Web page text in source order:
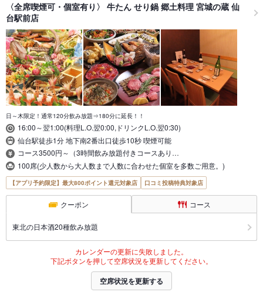
〈全席喫煙可・個室有り〉 牛たん せり鍋 郷土料理 宮城の蔵 仙
台駅前店
日～木限定！通常120分飲み放題⇒180分に延長！！
16:00～翌1:00(料理L.O.翌0:00,ドリンクL.O.翌0:30)
仙台駅徒歩1分 地下南2番出口徒歩10秒 喫煙可能
コース3500円～（3時間飲み放題付きコースあり…
100席(少人数から大人数まで人数に合わせた個室を多数ご用意。)
【アプリ予約限定】最大800ポイント還元対象店 口コミ投稿特典対象店
クーポン コース
東北の日本酒20種飲み放題
カレンダーの更新に失敗しました。
下記ボタンを押して空席状況を更新してください。
空席状況を更新する